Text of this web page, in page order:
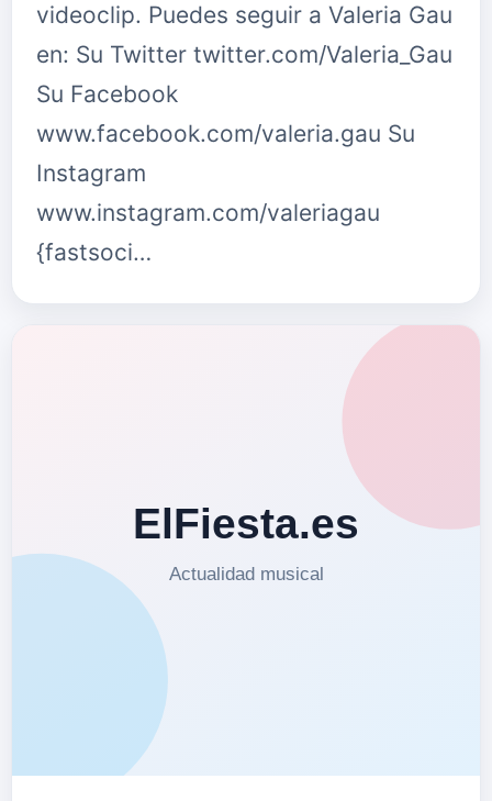
videoclip. Puedes seguir a Valeria Gau
en: Su Twitter twitter.com/Valeria_Gau
Su Facebook
www.facebook.com/valeria.gau Su
Instagram
www.instagram.com/valeriagau
{fastsoci…